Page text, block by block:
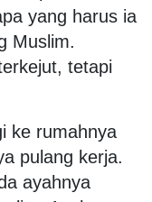
yang harus ia
Muslim.
tetapi
ke rumahnya
pulang kerja.
ayahnya